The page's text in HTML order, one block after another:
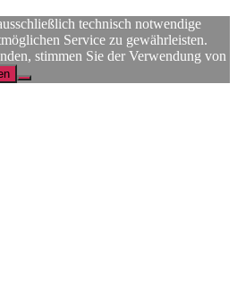
technisch notwendige
Service zu gewährleisten.
stimmen Sie der Verwendung von